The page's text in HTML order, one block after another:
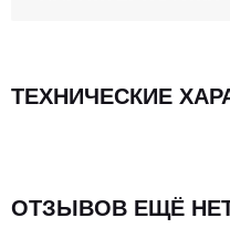
ТЕХНИЧЕСКИЕ
ОТЗЫВОВ ЕЩЁ